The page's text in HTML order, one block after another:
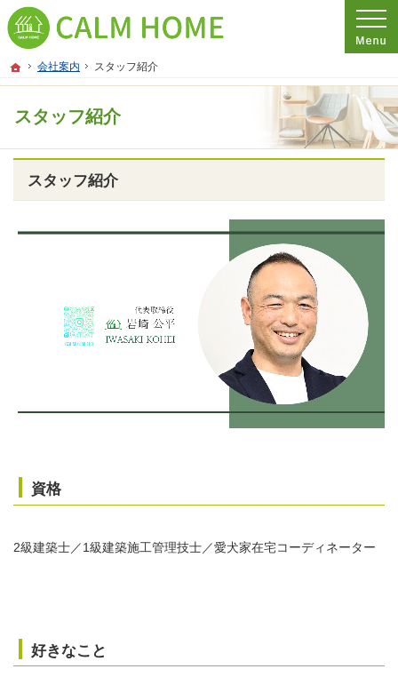
ホーム
会社案内 スタッフ紹介
スタッフ紹介
プロの目線からご提案。埼玉県さいたま市の注文住宅・新築戸建てを手がける工
埼玉県さいたま市の新築・注文住宅・新築戸建てを手がける工務店ならCALM
スタッフ紹介
資格
2級建築士／1級建築施工管理技士／愛犬家在宅コーディネーター
好きなこと